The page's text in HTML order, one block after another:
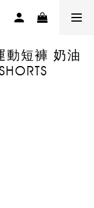
動短褲 奶油